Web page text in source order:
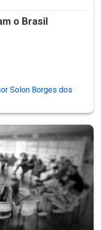
o Brasil
Solon Borges dos